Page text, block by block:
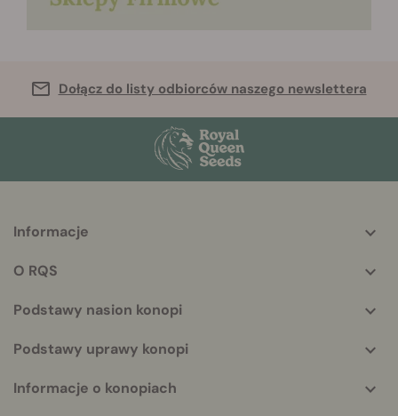
Dołącz do listy odbiorców naszego newslettera
More
info
Informacje
O RQS
Podstawy nasion konopi
Podstawy uprawy konopi
Informacje o konopiach